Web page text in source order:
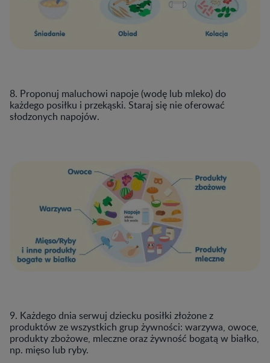
8. Proponuj maluchowi napoje (wodę lub mleko) do
każdego posiłku i przekąski. Staraj się nie oferować
słodzonych napojów.
9. Każdego dnia serwuj dziecku posiłki złożone z
produktów ze wszystkich grup żywności: warzywa, owoce,
produkty zbożowe, mleczne oraz żywność bogatą w białko,
np. mięso lub ryby.